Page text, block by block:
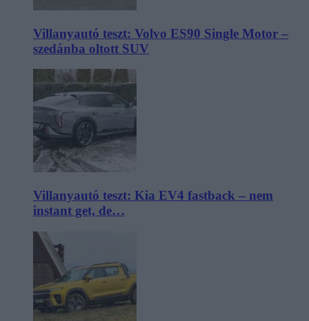
Villanyautó teszt: Volvo ES90 Single Motor –
szedánba oltott SUV
Villanyautó teszt: Kia EV4 fastback – nem
instant get, de…